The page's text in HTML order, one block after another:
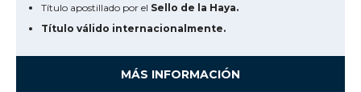
Título apostillado por el Sello de la Haya.
Título válido internacionalmente.
MÁS INFORMACIÓN